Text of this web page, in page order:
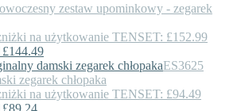
zestaw upominkowy - zegarek
na użytkowanie TENSET: £152.99
ES3625
zegarek chłopaka
na użytkowanie TENSET: £94.49